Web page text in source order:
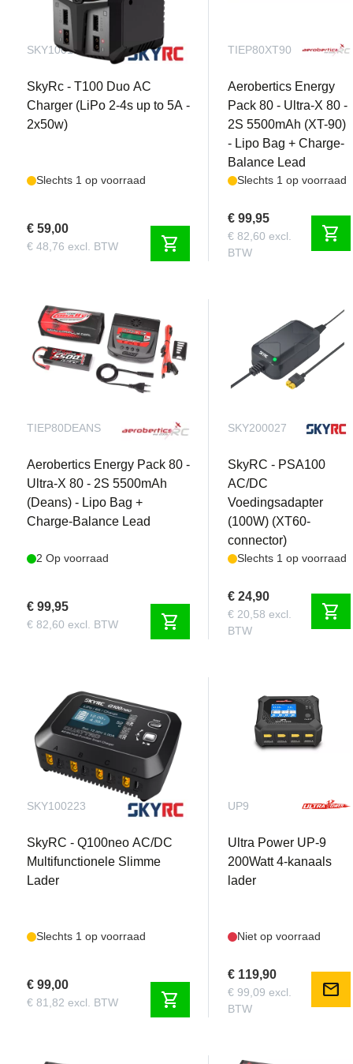
SKY100162
SkyRc - T100 Duo AC
Charger (LiPo 2-4s up to 5A -
2x50w)
Slechts 1 op voorraad
€ 59,00
€ 48,76 excl. BTW shopping_cart
TIEP80XT90
Aerobertics Energy
Pack 80 - Ultra-X 80 -
2S 5500mAh (XT-90)
- Lipo Bag + Charge-
Balance Lead
Slechts 1 op voorraad
€ 99,95
€ 82,60 excl.
BTW
shopping_cart
TIEP80DEANS
Aerobertics Energy Pack 80 -
Ultra-X 80 - 2S 5500mAh
(Deans) - Lipo Bag +
Charge-Balance Lead
2 Op voorraad
€ 99,95
€ 82,60 excl. BTW shopping_cart
SKY200027
SkyRC - PSA100
AC/DC
Voedingsadapter
(100W) (XT60-
connector)
Slechts 1 op voorraad
€ 24,90
€ 20,58 excl.
BTW
shopping_cart
SKY100223
SkyRC - Q100neo AC/DC
Multifunctionele Slimme
Lader
Slechts 1 op voorraad
€ 99,00
€ 81,82 excl. BTW shopping_cart
UP9
Ultra Power UP-9
200Watt 4-kanaals
lader
Niet op voorraad
€ 119,90
€ 99,09 excl.
BTW
mail